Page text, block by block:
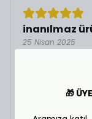
inanılmaz
25 Nisan 2025
hayata yeni
🎁